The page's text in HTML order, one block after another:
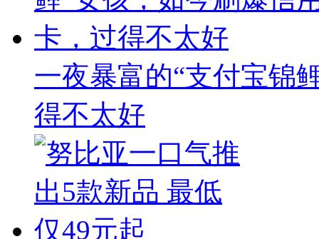
一夜暴富的“支付宝锦
得不太好